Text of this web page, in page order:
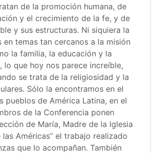
de la promoción humana, de
y el crecimiento de la fe, y de
y sus estructuras. Ni siquiera la
en temas tan cercanos a la misión
la familia, la educación y la
lo que hoy nos parece increíble,
se trata de la religiosidad y la
Sólo la encontramos en el
pueblos de América Latina, en el
de la Conferencia ponen
de María, Madre de la Iglesia
Américas” el trabajo realizado
que lo acompañan. También